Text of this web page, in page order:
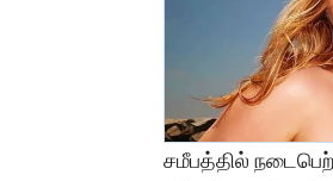
சமீபத்தில்